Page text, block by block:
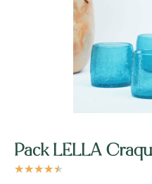
Pack LELLA
★★★★★